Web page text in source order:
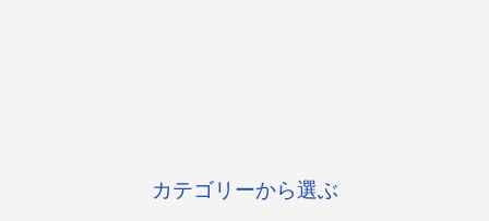
カテゴリーから選ぶ